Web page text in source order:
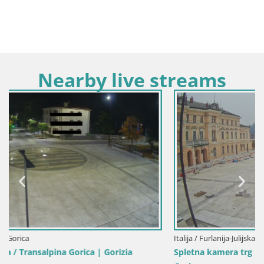
Nearby live streams
Italija / Furlanija-Julijska Krajina / Gorica
Spletna kamera trg Evrope | Transalpina – Nova Gorica /